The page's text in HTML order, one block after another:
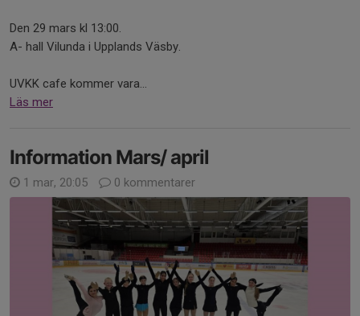
Den 29 mars kl 13:00.
A- hall Vilunda i Upplands Väsby.
UVKK cafe kommer vara...
Läs mer
Information Mars/ april
1 mar, 20:05 0 kommentarer